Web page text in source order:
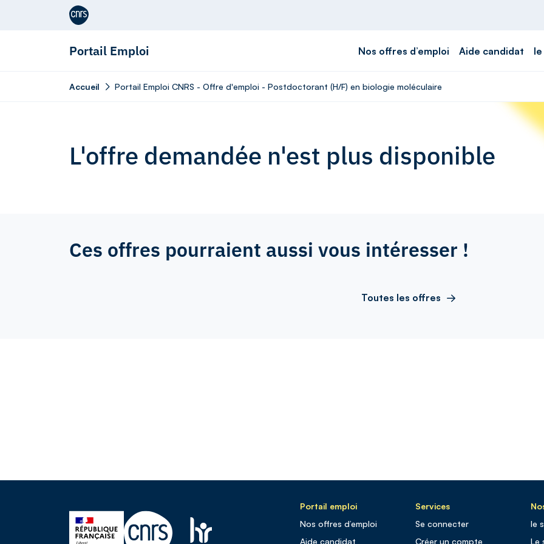
Aller au contenu
Portail Emploi Nos offres d’emploi Aide candidat
Accueil Portail Emploi CNRS - Offre d'emploi - Postdoctorant (H/F) en biologie moléculaire
L'offre demandée n'est plus disponible
Ces offres pourraient aussi vous intéresser !
Toutes les offres
Portail emploi
Nos offres d’emploi
Aide candidat
Services
Se connecter
Créer un compte
le
Le